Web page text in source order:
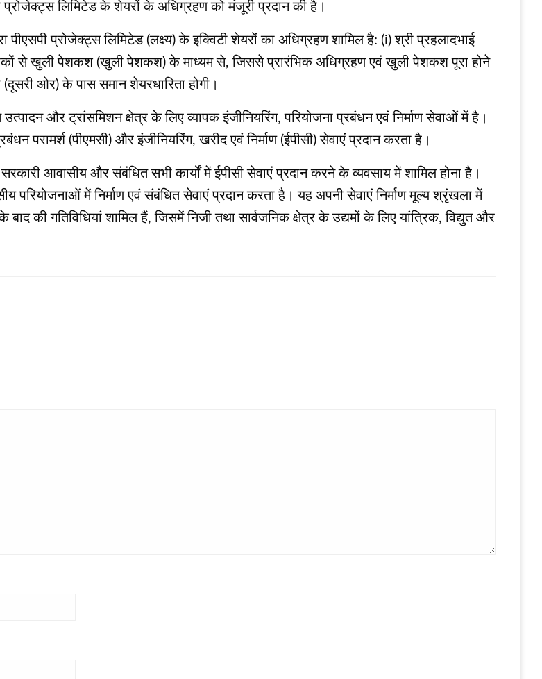
प्रोजेक्ट्स लिमिटेड के शेयरों के अधिग्रहण को मंजूरी प्रदान की है।
पीएसपी प्रोजेक्ट्स लिमिटेड (लक्ष्य) के इक्विटी शेयरों का अधिग्रहण शामिल है: (i) श्री प्रहलादभाई
से खुली पेशकश (खुली पेशकश) के माध्यम से, जिससे प्रारंभिक अधिग्रहण एवं खुली पेशकश पूरा होने
ओर) के पास समान शेयरधारिता होगी।
और ट्रांसमिशन क्षेत्र के लिए व्यापक इंजीनियरिंग, परियोजना प्रबंधन एवं निर्माण सेवाओं में है।
परामर्श (पीएमसी) और इंजीनियरिंग, खरीद एवं निर्माण (ईपीसी) सेवाएं प्रदान करता है।
आवासीय और संबंधित सभी कार्यों में ईपीसी सेवाएं प्रदान करने के व्यवसाय में शामिल होना है।
में निर्माण एवं संबंधित सेवाएं प्रदान करता है। यह अपनी सेवाएं निर्माण मूल्य श्रृंखला में
की गतिविधियां शामिल हैं, जिसमें निजी तथा सार्वजनिक क्षेत्र के उद्यमों के लिए यांत्रिक, विद्युत और